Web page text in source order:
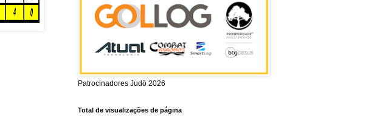
Patrocinadores Judô 2026
Total de visualizações de página